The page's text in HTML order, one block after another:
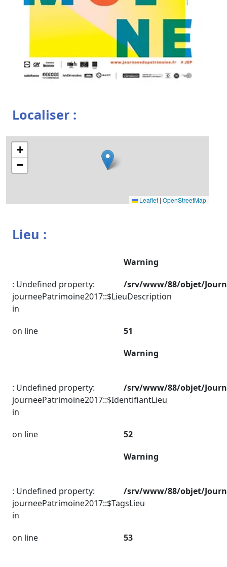
Localiser :
+
−
Leaflet | OpenStreetMap
Lieu :
Warning
: Undefined property:
journeePatrimoine2017::$LieuDescription
in
/srv/www/88/objet/
on line
51
Warning
: Undefined property:
journeePatrimoine2017::$IdentifiantLieu
in
/srv/www/88/objet/
on line
52
Warning
: Undefined property:
journeePatrimoine2017::$TagsLieu
in
/srv/www/88/objet/
on line 53